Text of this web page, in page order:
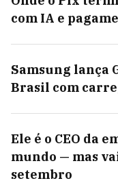
com IA e
Samsung lança
Brasil com
Ele é o CEO da
mundo — mas
setembro